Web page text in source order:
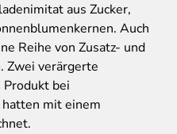
aus Zucker,
Auch
Reihe von Zusatz- und
Zwei verärgerte
bei
mit einem